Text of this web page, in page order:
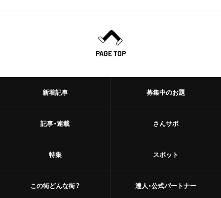
PAGE TOP
新着記事
記事・連載
特集
この街どんな街？
募集中のお題
さんサポ
スポット
達人・公式パートナー